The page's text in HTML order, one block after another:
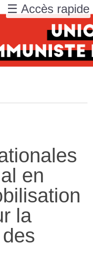
en
la
☰ Accès rapide